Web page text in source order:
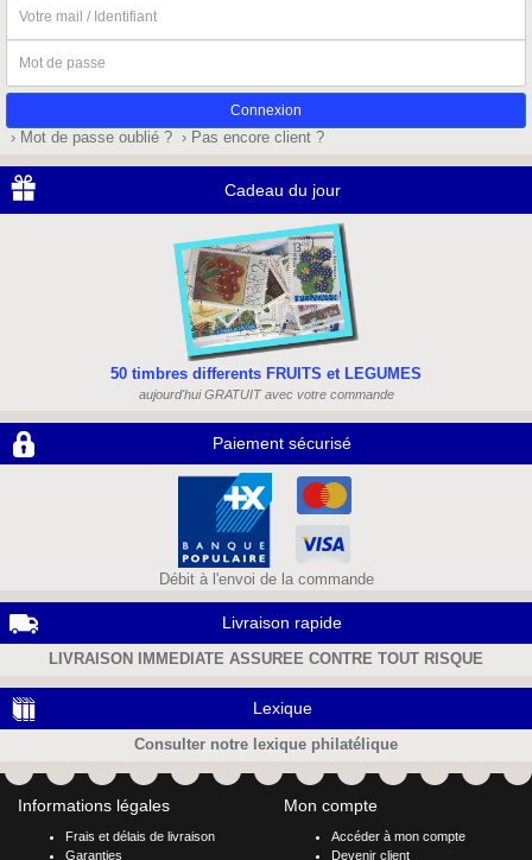
mail
/
Identifiant
de
passe
› Mot de passe oublié ? › Pas encore client ?
Cadeau du jour
50 timbres differents FRUITS et LEGUMES
aujourd'hui GRATUIT avec votre commande
Paiement sécurisé
Débit à l'envoi de la commande
Livraison rapide
LIVRAISON IMMEDIATE ASSUREE CONTRE TOUT RISQUE
Lexique
Consulter notre lexique philatélique
Informations légales
Frais et délais de livraison
Garanties
Mon compte
Accéder à mon compte
Devenir client